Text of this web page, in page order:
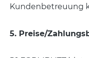
Kundenbetreuung
5. Preise/